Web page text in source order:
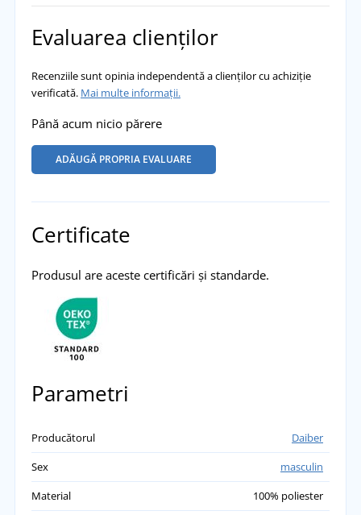
Evaluarea clienților
Recenziile sunt opinia independentă a clienților cu achiziție
verificată. Mai multe informații.
Până acum nicio părere
ADĂUGĂ PROPRIA EVALUARE
Certificate
Produsul are aceste certificări și standarde.
Parametri
Producătorul
Daiber
Sex
masculin
Material
100% poliester